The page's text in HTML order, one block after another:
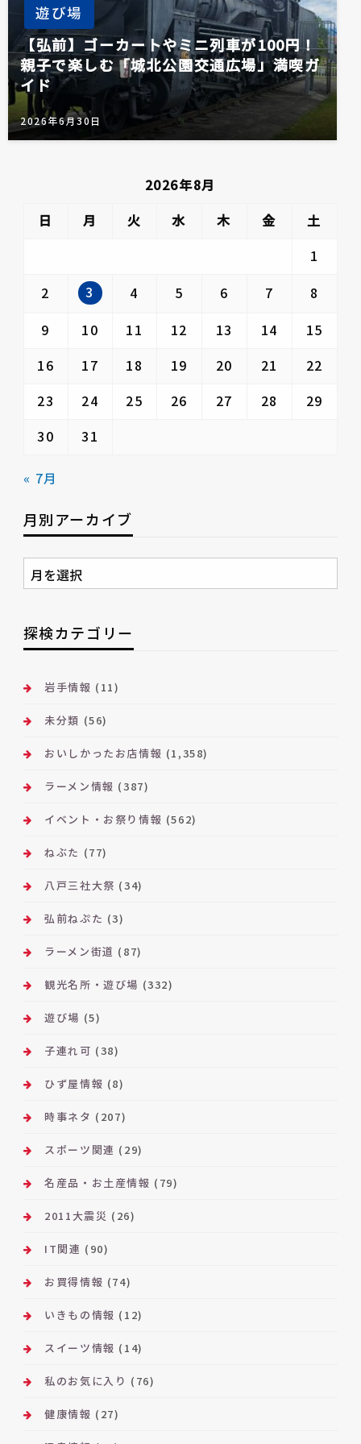
遊び場
【弘前】ゴーカートやミニ列車が100円！
親子で楽しむ「城北公園交通広場」満喫ガ
イド
2026年6月30日
2026年8月
日
月 火 水 木 金
土
1
2
3 4 5 6 7
8
9
10 11 12 13 14
15
16
17 18 19 20 21
22
23
24 25 26 27 28
29
30
31
« 7月
月別アーカイブ
月
別
ー
カ
ブ
探検カテゴリー
岩手情報 (11)
未分類 (56)
おいしかったお店情報 (1,358)
ラーメン情報 (387)
イベント・お祭り情報 (562)
ねぶた (77)
八戸三社大祭 (34)
弘前ねぷた (3)
ラーメン街道 (87)
観光名所・遊び場 (332)
遊び場 (5)
子連れ可 (38)
ひず屋情報 (8)
時事ネタ (207)
スポーツ関連 (29)
名産品・お土産情報 (79)
2011大震災 (26)
IT関連 (90)
お買得情報 (74)
いきもの情報 (12)
スイーツ情報 (14)
私のお気に入り (76)
健康情報 (27)